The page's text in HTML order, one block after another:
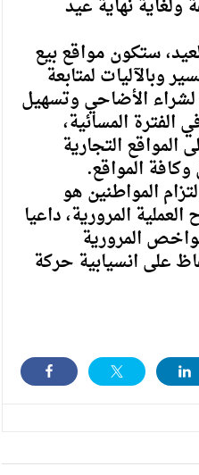
نهاية عيد
ستكون مواقع بيع
وبالآليات لمتابعة
الأضاحي وتسهيل
الفترة المسائية،
المواقع التجارية
المواقع.
المواطنين هو
المرورية، داعيا
المرورية
على انسيابية حركة